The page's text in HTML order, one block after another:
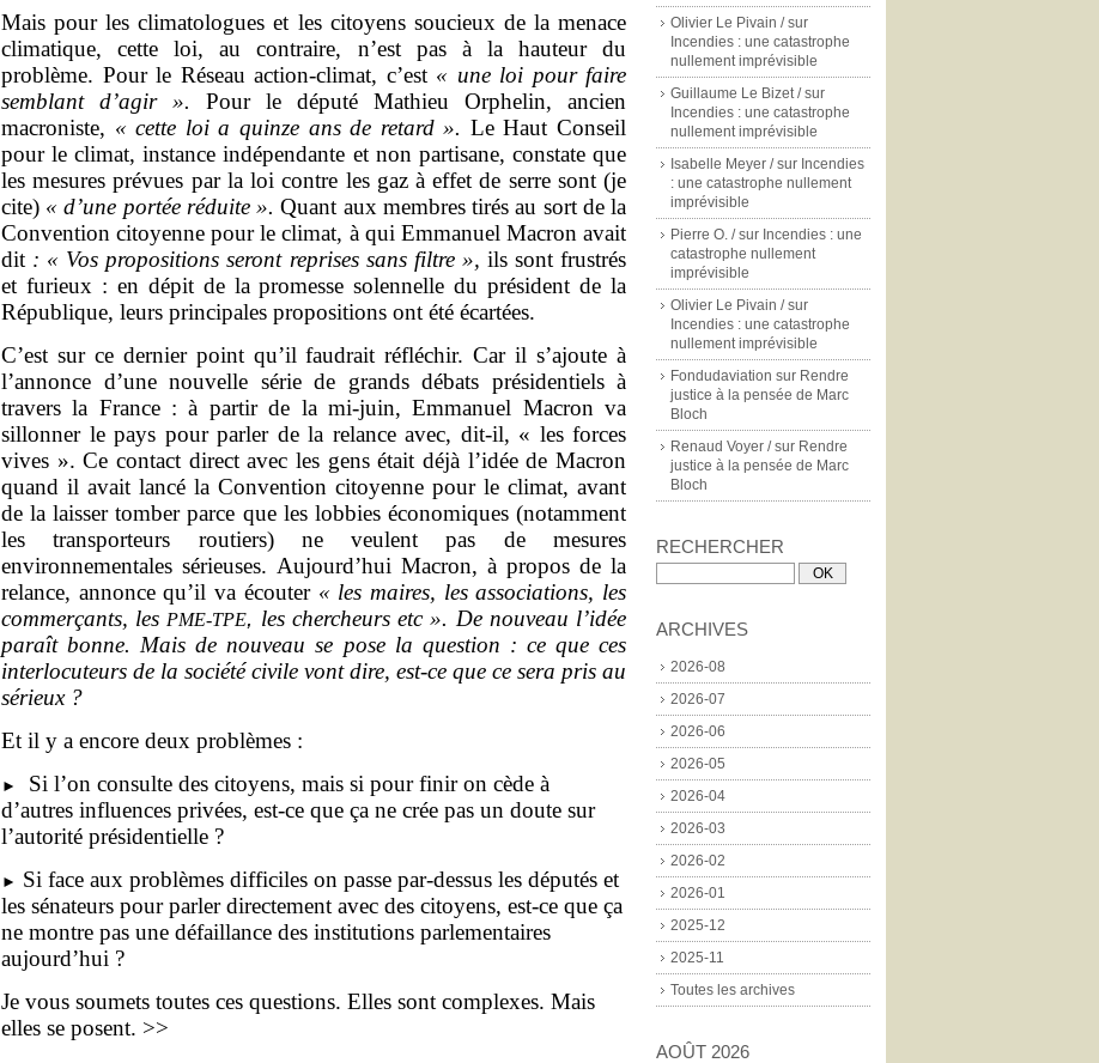
Olivier Le Pivain /sur
Incendies : une catastrophe
nullement imprévisible
Guillaume Le Bizet /sur
Incendies : une catastrophe
nullement imprévisible
Isabelle Meyer /sur Incendies
: une catastrophe nullement
imprévisible
Pierre O. /sur Incendies : une
catastrophe nullement
imprévisible
Olivier Le Pivain /sur
Incendies : une catastrophe
nullement imprévisible
Fondudaviation sur Rendre
justice à la pensée de Marc
Bloch
Renaud Voyer /sur Rendre
justice à la pensée de Marc
Bloch
RECHERCHER
ARCHIVES
2026-08
2026-07
2026-06
2026-05
2026-04
2026-03
2026-02
2026-01
2025-12
2025-11
Toutes les archives
AOÛT 2026
Mais pour les climatologues et les citoyens soucieux de la menace
climatique, cette loi, au contraire, n’est pas à la hauteur du
problème. Pour le Réseau action-climat, c’est « une loi pour faire
semblant d’agir ». Pour le député Mathieu Orphelin, ancien
macroniste, « cette loi a quinze ans de retard ». Le Haut Conseil
pour le climat, instance indépendante et non partisane, constate que
les mesures prévues par la loi contre les gaz à effet de serre sont (je
cite) « d’une portée réduite ».Quant aux membres tirés au sort de la
Convention citoyenne pour le climat, à qui Emmanuel Macron avait
dit : « Vos propositions seront reprises sans filtre », ils sont frustrés
et furieux : en dépit de la promesse solennelle du président de la
République, leurs principales propositions ont été écartées.
C’est sur ce dernier point qu’il faudrait réfléchir. Car il s’ajoute à
l’annonce d’une nouvelle série de grands débats présidentiels à
travers la France : à partir de la mi-juin, Emmanuel Macron va
sillonner le pays pour parler de la relance avec, dit-il, « les forces
vives ». Ce contact direct avec les gens était déjà l’idée de Macron
quand il avait lancé la Convention citoyenne pour le climat, avant
de la laisser tomber parce que les lobbies économiques (notamment
les transporteurs routiers) ne veulent pas de mesures
environnementales sérieuses. Aujourd’hui Macron, à propos de la
relance, annonce qu’il va écouter « les maires, les associations, les
commerçants, les PME-TPE, les chercheurs etc ». De nouveau l’idée
paraît bonne. Mais de nouveau se pose la question : ce que ces
interlocuteurs de la société civile vont dire, est-ce que ce sera pris au
sérieux ?
Et il y a encore deux problèmes :
►
Si l’on consulte des citoyens, mais si pour finir on cède à
d’autres influences privées, est-ce que ça ne crée pas un doute sur
l’autorité présidentielle ?
► Si face aux problèmes difficiles on passe par-dessus les députés et
les sénateurs pour parler directement avec des citoyens, est-ce que ça
ne montre pas une défaillance des institutions parlementaires
aujourd’hui ?
Je vous soumets toutes ces questions. Elles sont complexes. Mais
elles se posent. >>